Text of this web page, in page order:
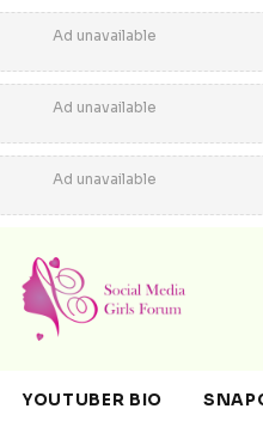
Ad unavailable
Ad unavailable
Ad unavailable
YOUTUBER BIO